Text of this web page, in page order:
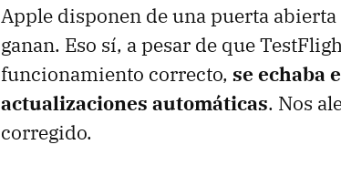
Apple disponen de una puerta
ganan. Eso sí, a pesar de que
funcionamiento correcto, se echaba
actualizaciones automáticas. Nos
corregido.